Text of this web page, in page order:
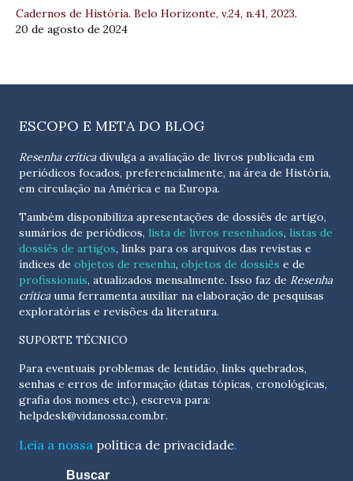
Cadernos de História. Belo Horizonte, v.24, n.41, 2023.
20 de agosto de 2024
ESCOPO E META DO BLOG
Resenha críticadivulga a avaliação de livros publicada em
periódicos focados, preferencialmente, na área de História,
em circulação na América e na Europa.
Também disponibiliza apresentações de dossiês de artigo,
sumários de periódicos, lista de livros resenhados, listas de
dossiês de artigos, links para os arquivos das revistas e
índices de objetos de resenha, objetos de dossiês e de
profissionais, atualizados mensalmente. Isso faz de Resenha
críticauma ferramenta auxiliar na elaboração de pesquisas
exploratórias e revisões da literatura.
SUPORTE TÉCNICO
Para eventuais problemas de lentidão, links quebrados,
senhas e erros de informação (datas tópicas, cronológicas,
helpdesk@vidanossa.com.br.
Leia a nossa política de privacidade.
Buscar